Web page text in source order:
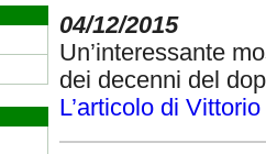
04/12/2015
Un’interessante
dei decenni del
L’articolo di